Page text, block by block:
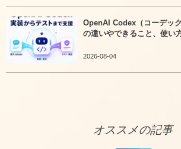
OpenAI Codex（コーデッ
の違いやできること、使い
2026-08-04
オススメの記事